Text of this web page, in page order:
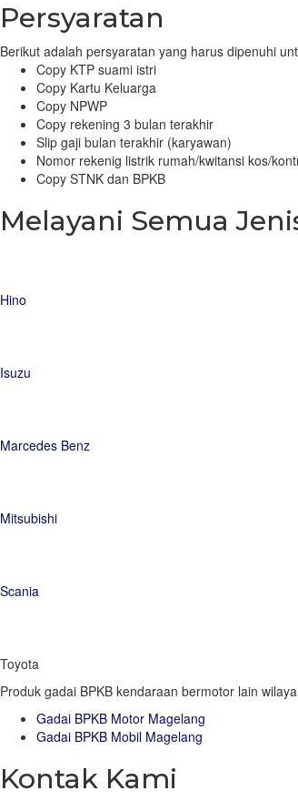
Persyaratan
Berikut adalah persyaratan yang harus dipenuhi
Copy KTP suami istri
Copy Kartu Keluarga
Copy NPWP
Copy rekening 3 bulan terakhir
Slip gaji bulan terakhir (karyawan)
Nomor rekenig listrik rumah/kwitansi kos/
Copy STNK dan BPKB
Melayani Semua
Hino
Isuzu
Marcedes Benz
Mitsubishi
Scania
Toyota
Produk gadai BPKB kendaraan bermotor lain
Gadai BPKB Motor Magelang
Gadai BPKB Mobil Magelang
Kontak Kami